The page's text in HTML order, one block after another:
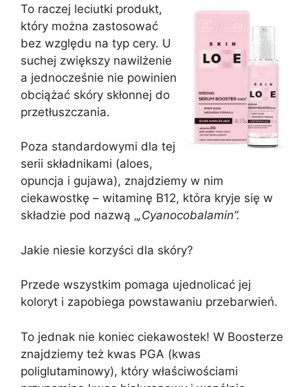
To raczej leciutki produkt,
który można zastosować
bez względu na typ cery. U
suchej zwiększy nawilżenie
a jednocześnie nie powinien
obciążać skóry skłonnej do
przetłuszczania.
Poza standardowymi dla tej
serii składnikami (aloes,
opuncja i gujawa), znajdziemy w nim
ciekawostkę – witaminę B12, która kryje się w
składzie pod nazwą „,Cyanocobalamin”.
Jakie niesie korzyści dla skóry?
Przede wszystkim pomaga ujednolicać jej
koloryt i zapobiega powstawaniu przebarwień.
To jednak nie koniec ciekawostek! W Boosterze
znajdziemy też kwas PGA (kwas
poliglutaminowy), który właściwościami